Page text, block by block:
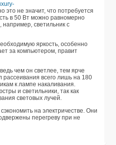
это не значит, что потребуется
в 50 Вт можно равномерно
светильник с
яркость, особенно
за компьютером, правит
чем он светлее, тем ярче
всего лишь на 180
к лампе накаливания.
и светильники, так как
световых лучей.
на электричестве. Они
перегреву при не